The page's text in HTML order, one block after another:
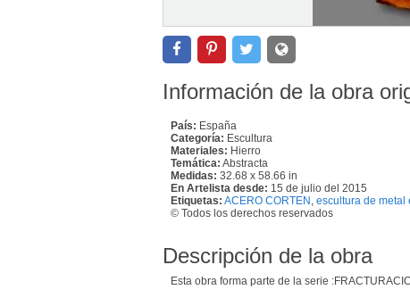
Información de la obra
País: España
Categoría: Escultura
Materiales: Hierro
Temática: Abstracta
Medidas: 32.68 x 58.66 in
En Artelista desde: 15 de julio del 2015
Etiquetas: ACERO CORTEN escultura de metal
© Todos los derechos reservados
Descripción de la obra
Esta obra forma parte de la serie